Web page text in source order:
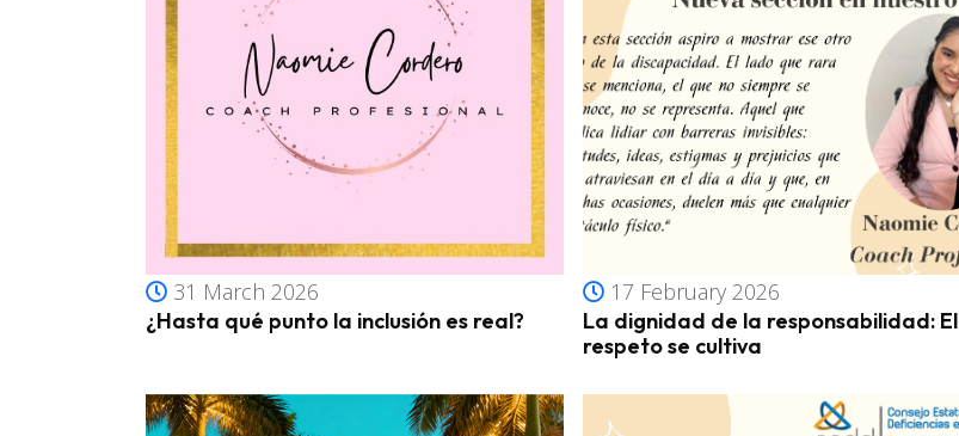
31 March 2026
¿Hasta qué punto la inclusión es real?
17 February 2026
La dignidad de la responsabilidad: El
respeto se cultiva